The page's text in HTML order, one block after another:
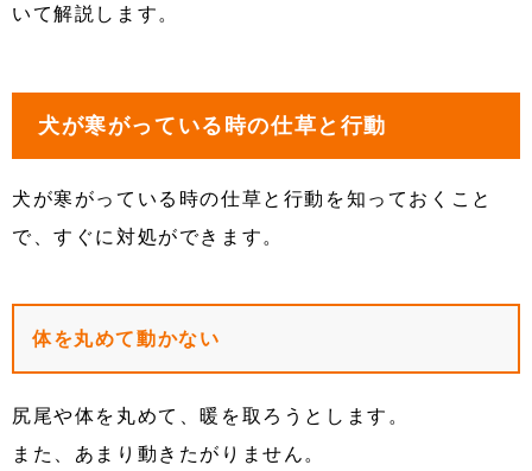
いて解説します。
犬が寒がっている時の仕草と行動
犬が寒がっている時の仕草と行動を知っておくこと
で、すぐに対処ができます。
体を丸めて動かない
尻尾や体を丸めて、暖を取ろうとします。
また、あまり動きたがりません。